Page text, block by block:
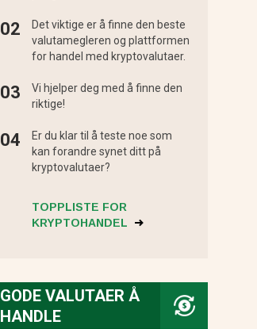
Det viktige er å finne den beste
valutamegleren og plattformen
for handel med kryptovalutaer.
Vi hjelper deg med å finne den
riktige!
Er du klar til å teste noe som
kan forandre synet ditt på
kryptovalutaer?
TOPPLISTE FOR
KRYPTOHANDEL
GODE VALUTAER Å
HANDLE